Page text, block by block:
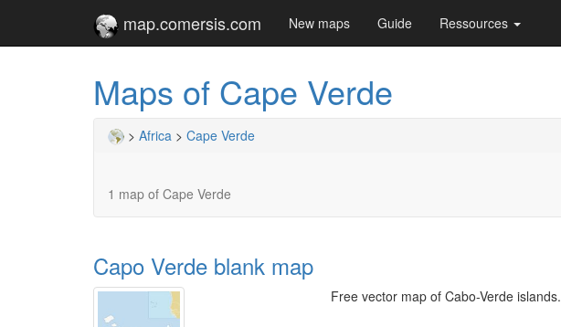
map.comersis.com New maps Guide Ressources
Maps of Cape Verde
> Africa > Cape Verde
1 map of Cape Verde
Capo Verde blank map
Free vector map of Cabo-Verde islands.